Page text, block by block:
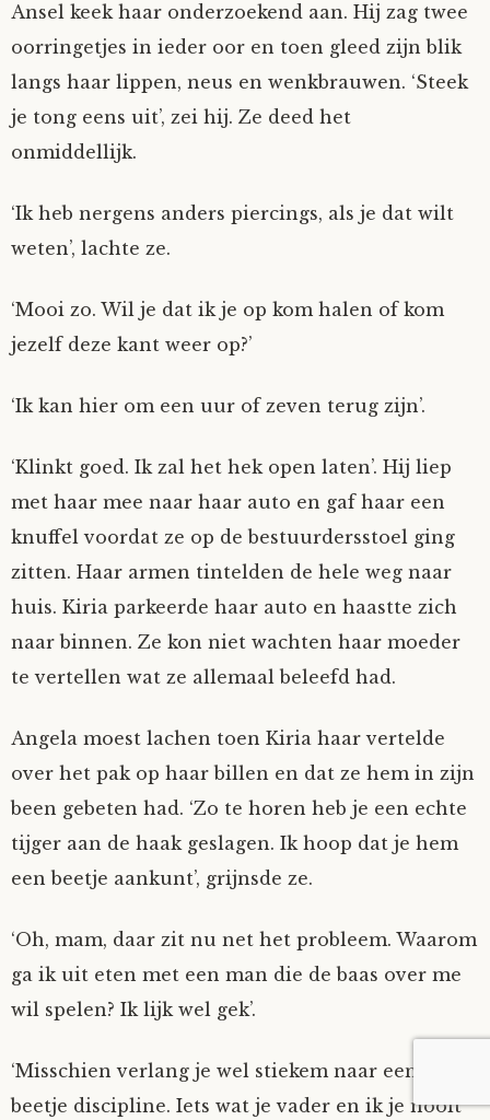
Ansel keek haar onderzoekend aan. Hij zag twee
oorringetjes in ieder oor en toen gleed zijn blik
langs haar lippen, neus en wenkbrauwen. ‘Steek
je tong eens uit’, zei hij. Ze deed het
onmiddellijk.
‘Ik heb nergens anders piercings, als je dat wilt
weten’, lachte ze.
‘Mooi zo. Wil je dat ik je op kom halen of kom
jezelf deze kant weer op?’
‘Ik kan hier om een uur of zeven terug zijn’.
‘Klinkt goed. Ik zal het hek open laten’. Hij liep
met haar mee naar haar auto en gaf haar een
knuffel voordat ze op de bestuurdersstoel ging
zitten. Haar armen tintelden de hele weg naar
huis. Kiria parkeerde haar auto en haastte zich
naar binnen. Ze kon niet wachten haar moeder
te vertellen wat ze allemaal beleefd had.
Angela moest lachen toen Kiria haar vertelde
over het pak op haar billen en dat ze hem in zijn
been gebeten had. ‘Zo te horen heb je een echte
tijger aan de haak geslagen. Ik hoop dat je hem
een beetje aankunt’, grijnsde ze.
‘Oh, mam, daar zit nu net het probleem. Waarom
ga ik uit eten met een man die de baas over me
wil spelen? Ik lijk wel gek’.
‘Misschien verlang je wel stiekem naar een
beetje discipline. Iets wat je vader en ik je nooit